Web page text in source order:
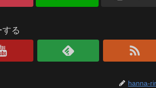
る
hanna-